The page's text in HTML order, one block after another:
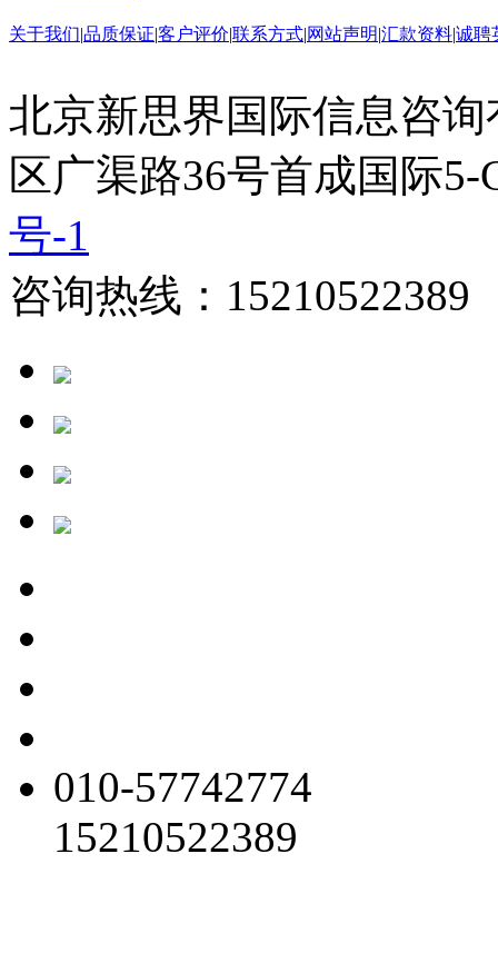
关于我们|品质保证|客户评价|联系方式|网站声明|汇款资料|诚聘
北京新思界国际信息咨
区广渠路36号首成国际
号-1
咨询热线：
010-57742774
15210522389